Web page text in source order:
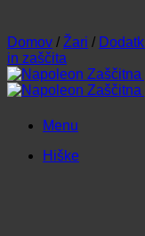
Menu
Hiške
Domov / Žari /
in zaščita